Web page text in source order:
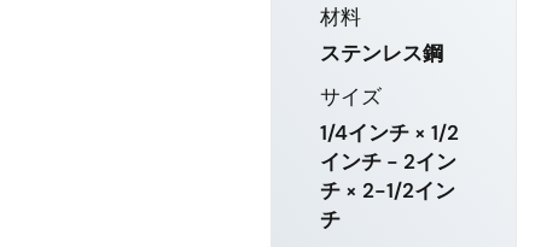
材料
ステンレス鋼
サイズ
1/4インチ × 1/2
インチ - 2イン
チ × 2-1/2イン
チ